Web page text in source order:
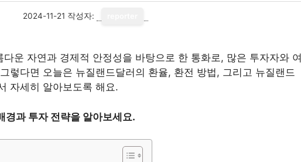
2024-11-21 작성자:
운 자연과 경제적 안정성을 바탕으로 한 통화로, 많은 투자자와 여
렇다면 오늘은 뉴질랜드달러의 환율, 환전 방법, 그리고 뉴질랜드
자세히 알아보도록 해요.
경과 투자 전략을 알아보세요.